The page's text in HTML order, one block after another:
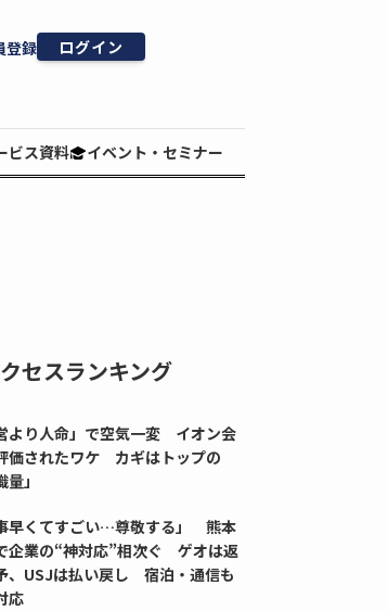
登録 ログイン
ビス資料 イベント・セミナー
セスランキング
より人命」で空気一変 イオン会
価されたワケ カギはトップの
量」
事早くてすごい…尊敬する」 熊本
企業の“神対応”相次ぐ ゲオは返
、USJは払い戻し 宿泊・通信も
応